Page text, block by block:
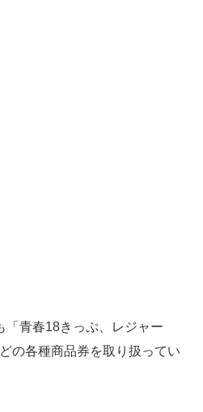
「青春18きっぷ、レジャー
の各種商品券を取り扱ってい